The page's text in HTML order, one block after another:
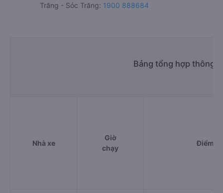
Trăng - Sóc Trăng: 1900 888684
Bảng tổng hợp thông
Nhà xe
Giờ
chạy
Điểm đi